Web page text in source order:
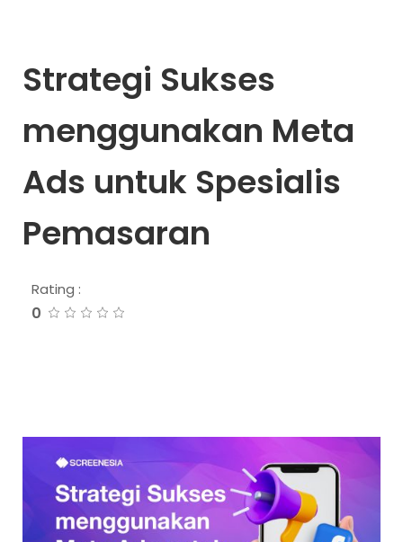
Strategi Sukses
menggunakan Meta
Ads untuk Spesialis
Pemasaran
Rating :
0